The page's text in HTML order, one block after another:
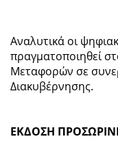
Αναλυτικά οι
πραγματοποιηθεί
Μεταφορών σε
Διακυβέρνησης.
ΕΚΔΟΣΗ